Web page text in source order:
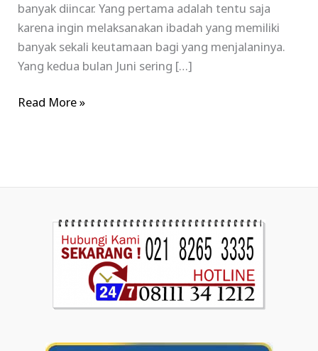
banyak diincar. Yang pertama adalah tentu saja
karena ingin melaksanakan ibadah yang memiliki
banyak sekali keutamaan bagi yang menjalaninya.
Yang kedua bulan Juni sering […]
Read More »